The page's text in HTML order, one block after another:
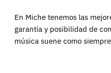
En Miche tenemos las
garantía y posibilidad de
música suene como